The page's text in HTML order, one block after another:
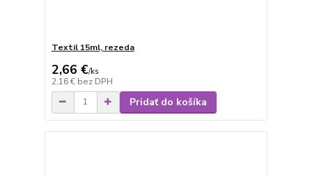
Textil 15ml, rezeda
2,66 €/ks
2,16 € bez DPH
Pridať do košíka